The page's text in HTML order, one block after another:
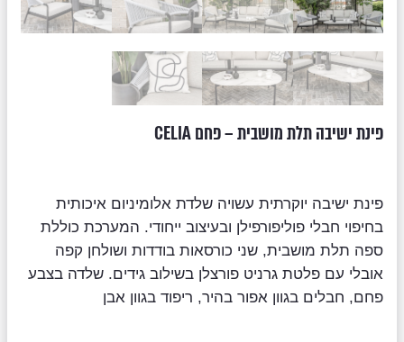
פינת ישיבה תלת מושבית – פחם CELIA
פינת ישיבה יוקרתית עשויה שלדת אלומיניום איכותית
בחיפוי חבלי פוליפורפילן ובעיצוב ייחודי. המערכת כוללת
ספה תלת מושבית, שני כורסאות בודדות ושולחן קפה
אובלי עם פלטת גרניט פורצלן בשילוב גידים. שלדה בצבע
פחם, חבלים בגוון אפור בהיר, ריפוד בגוון אבן